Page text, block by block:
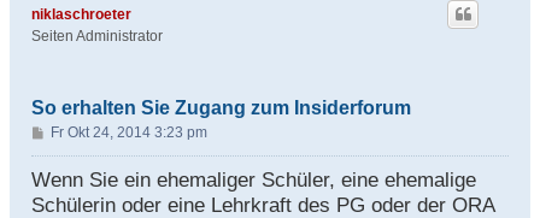
niklaschroeter
Seiten Administrator
So erhalten Sie Zugang zum Insiderforum
B
e
i
Fr Okt 24, 2014 3:23 pm
Wenn Sie ein ehemaliger Schüler, eine ehemalige
Schülerin oder eine Lehrkraft des PG oder der ORA